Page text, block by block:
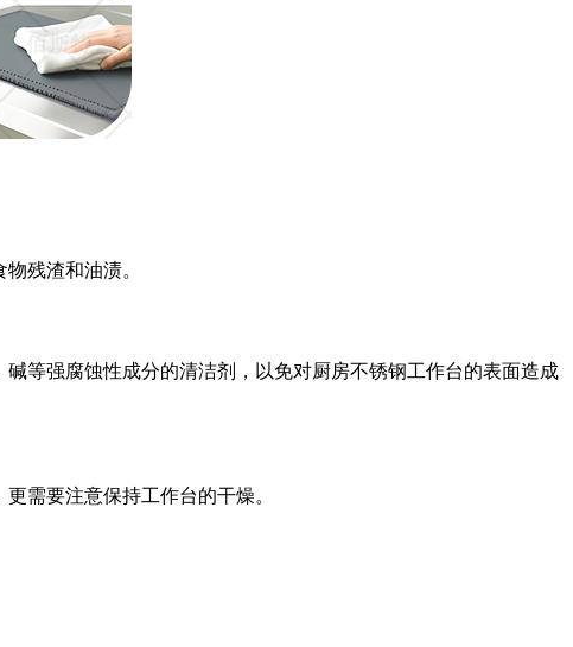
残渣和油渍。
等强腐蚀性成分的清洁剂，以免对厨房不锈钢工作台的表面造成
需要注意保持工作台的干燥。